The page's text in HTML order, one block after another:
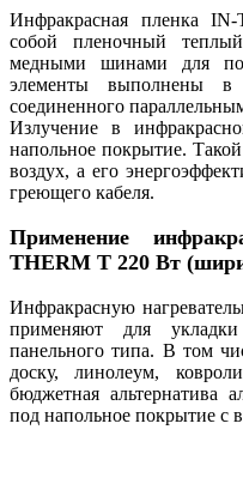
Инфракрасная пленка
собой пленочный
медными шинами для
элементы выполнены в
соединенного
Излучение в
напольное покрытие.
воздух, а его
греющего кабеля.
Применение
THERM T 220 Вт
Инфракрасную
применяют для
панельного типа. В том
доску, линолеум,
бюджетная альтернатива
под напольное покрытие с